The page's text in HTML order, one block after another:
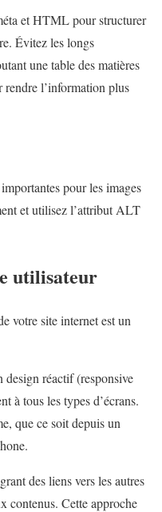
et HTML pour structurer
Évitez les longs
une table des matières
rendre l’information plus
pour les images
et utilisez l’attribut ALT
utilisateur
votre site internet est un
design réactif (responsive
à tous les types d’écrans.
que ce soit depuis un
des liens vers les autres
contenus. Cette approche